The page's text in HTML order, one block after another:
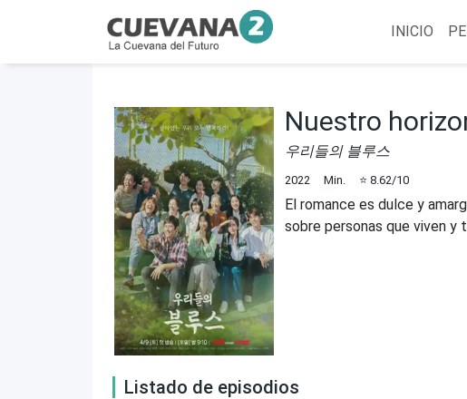
INICIO
Nuestro
우리들의 블루스
2022 Min. ⭐ 8.62/10
El romance es dulce y
sobre personas que viven y
Listado de episodios